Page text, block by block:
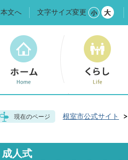
本文へ 文字サイズ変更
現在のページ 根室市公式サイト
成人式